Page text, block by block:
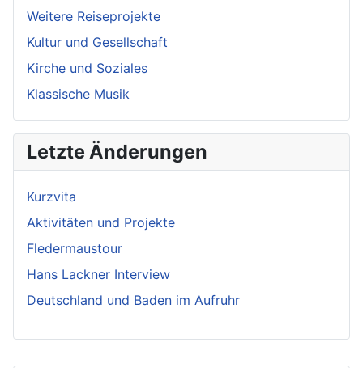
Weitere Reiseprojekte
Kultur und Gesellschaft
Kirche und Soziales
Klassische Musik
Letzte Änderungen
Kurzvita
Aktivitäten und Projekte
Fledermaustour
Hans Lackner Interview
Deutschland und Baden im Aufruhr